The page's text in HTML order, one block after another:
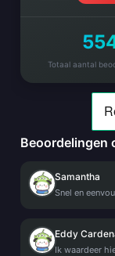
Totaal aantal
Beoordelingen
Samantha
Snel en
Eddy
Ik waardeer